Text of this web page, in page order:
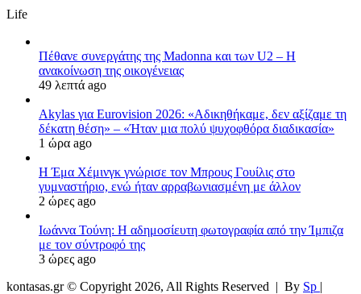
Life
Πέθανε συνεργάτης της Madonna και των U2 – Η
ανακοίνωση της οικογένειας
49 λεπτά ago
Akylas για Eurovision 2026: «Aδικηθήκαμε, δεν αξίζαμε τη
δέκατη θέση» – «Ήταν μια πολύ ψυχοφθόρα διαδικασία»
1 ώρα ago
Η Έμα Χέμινγκ γνώρισε τον Μπρους Γουίλις στο
γυμναστήριο, ενώ ήταν αρραβωνιασμένη με άλλον
2 ώρες ago
Ιωάννα Τούνη: Η αδημοσίευτη φωτογραφία από την Ίμπιζα
με τον σύντροφό της
3 ώρες ago
kontasas.gr © Copyright 2026, All Rights Reserved | By Sp |